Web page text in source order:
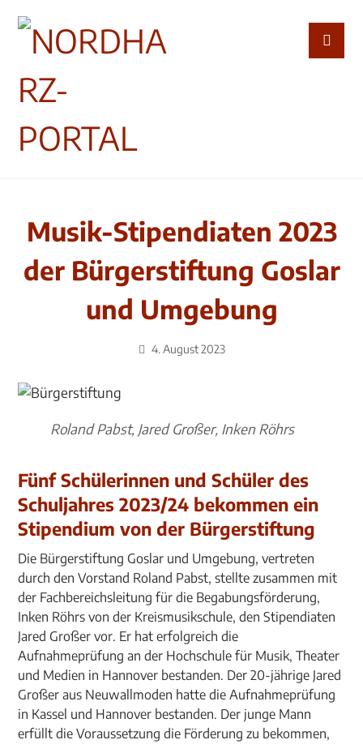
Musik-Stipendiaten 2023
der Bürgerstiftung Goslar
und Umgebung
4. August 2023
Roland Pabst, Jared Großer, Inken Röhrs
Fünf Schülerinnen und Schüler des
Schuljahres 2023/24 bekommen ein
Stipendium von der Bürgerstiftung
Die Bürgerstiftung Goslar und Umgebung, vertreten
durch den Vorstand Roland Pabst, stellte zusammen mit
der Fachbereichsleitung für die Begabungsförderung,
Inken Röhrs von der Kreismusikschule, den Stipendiaten
Jared Großer vor. Er hat erfolgreich die
Aufnahmeprüfung an der Hochschule für Musik, Theater
und Medien in Hannover bestanden. Der 20-jährige Jared
Großer aus Neuwallmoden hatte die Aufnahmeprüfung
in Kassel und Hannover bestanden. Der junge Mann
erfüllt die Voraussetzung die Förderung zu bekommen,